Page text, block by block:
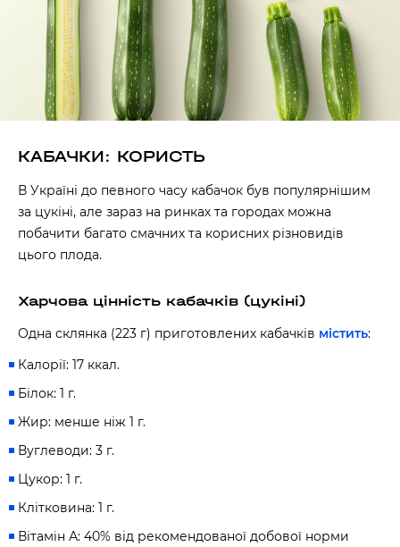
КАБАЧКИ: КОРИСТЬ
В Україні до певного часу кабачок був популярнішим
за цукіні, але зараз на ринках та городах можна
побачити багато смачних та корисних різновидів
цього плода.
Харчова цінність кабачків (цукіні)
Одна склянка (223 г) приготовлених кабачків містить:
Калорії: 17 ккал.
Білок: 1 г.
Жир: менше ніж 1 г.
Вуглеводи: 3 г.
Цукор: 1 г.
Клітковина: 1 г.
Вітамін А: 40% від рекомендованої добової норми